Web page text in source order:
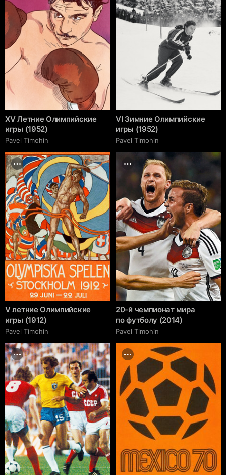
XV Летние Олимпийские
игры (1952)
Pavel Timohin
VI Зимние Олимпийские
игры (1952)
Pavel Timohin
V летние Олимпийские
игры (1912)
Pavel Timohin
20-й чемпионат мира
по футболу (2014)
Pavel Timohin